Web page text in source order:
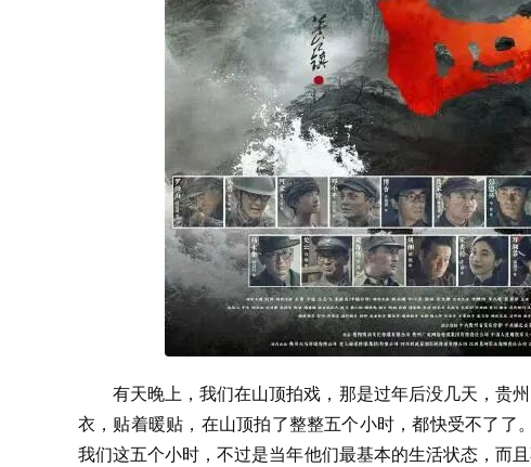
有天晚上，我们在山顶拍戏，那是过年后没几天，贵
衣，贴着暖贴，在山顶拍了整整五个小时，都快受不了了
我们这五个小时，不过是当年他们最基本的生活状态，而